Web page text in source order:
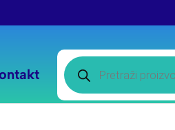
Products
search